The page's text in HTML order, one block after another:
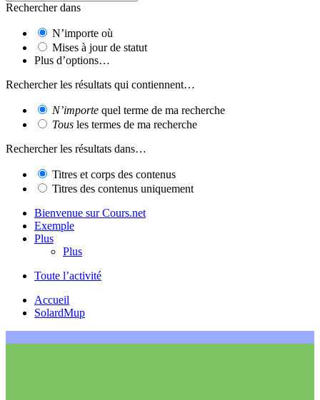
Rechercher dans
N’importe où
Mises à jour de statut
Plus d’options…
Rechercher les résultats qui contiennent…
N’importe quel terme de ma recherche
Tous les termes de ma recherche
Rechercher les résultats dans…
Titres et corps des contenus
Titres des contenus uniquement
Bienvenue sur Cours.net
Exemple
Plus
Plus
Toute l’activité
Accueil
SolardMup